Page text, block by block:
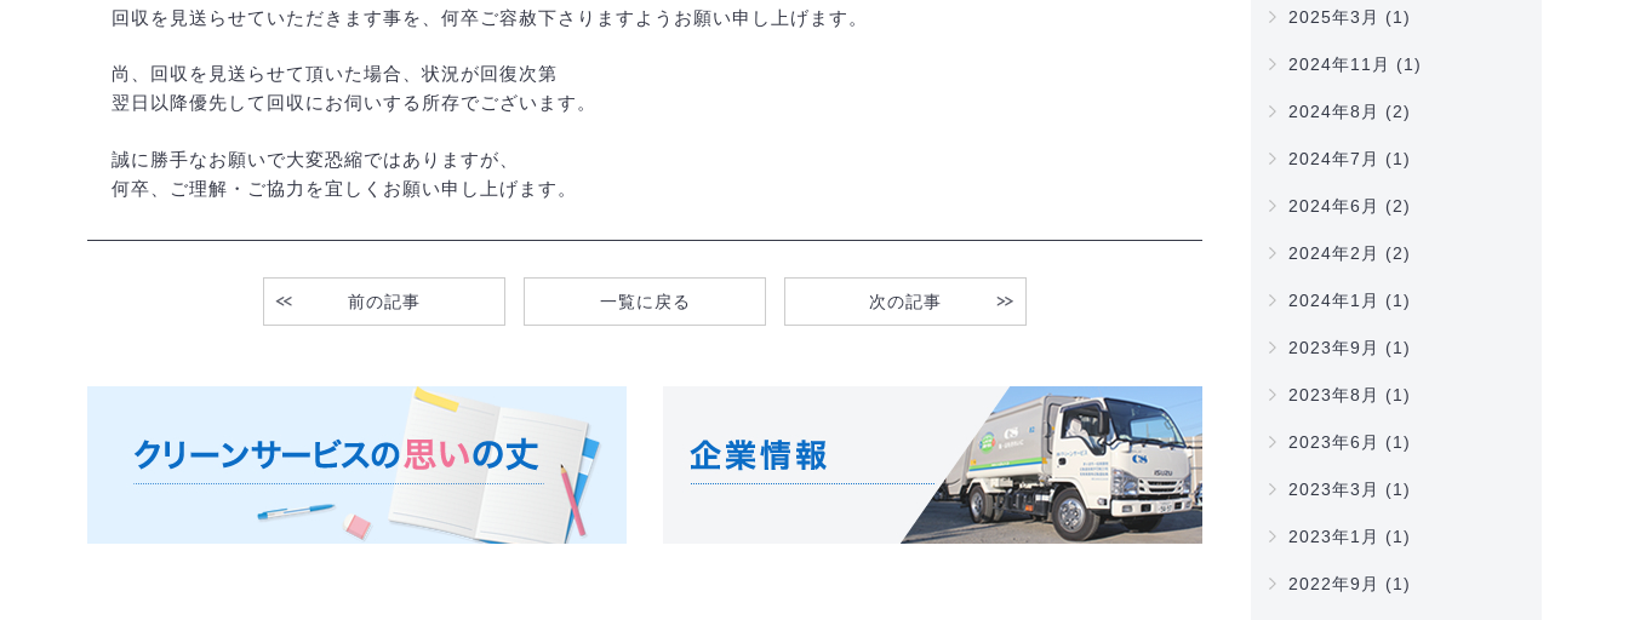
回収を見送らせていただきます事を、何卒ご容赦下さりますようお願い申し上げます。
尚、回収を見送らせて頂いた場合、状況が回復次第
翌日以降優先して回収にお伺いする所存でございます。
誠に勝手なお願いで大変恐縮ではありますが、
何卒、ご理解・ご協力を宜しくお願い申し上げます。
前の記事 一覧に戻る 次の記事
2025年3月 (1)
2024年11月 (1)
2024年8月 (2)
2024年7月 (1)
2024年6月 (2)
2024年2月 (2)
2024年1月 (1)
2023年9月 (1)
2023年8月 (1)
2023年6月 (1)
2023年3月 (1)
2023年1月 (1)
2022年9月 (1)